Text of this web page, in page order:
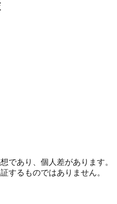
であり、個人差があります。
するものではありません。